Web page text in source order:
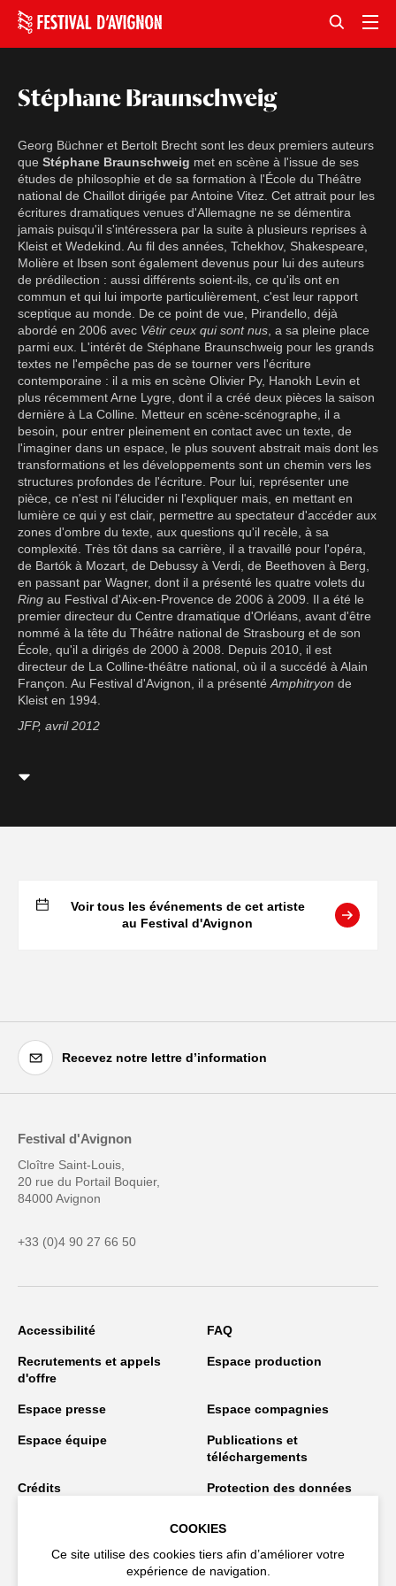
Stéphane Braunschweig
Georg Büchner et Bertolt Brecht sont les deux premiers auteurs
que Stéphane Braunschweig met en scène à l'issue de ses
études de philosophie et de sa formation à l'École du Théâtre
national de Chaillot dirigée par Antoine Vitez. Cet attrait pour les
écritures dramatiques venues d'Allemagne ne se démentira
jamais puisqu'il s'intéressera par la suite à plusieurs reprises à
Kleist et Wedekind. Au fil des années, Tchekhov, Shakespeare,
Molière et Ibsen sont également devenus pour lui des auteurs
de prédilection : aussi différents soient-ils, ce qu'ils ont en
commun et qui lui importe particulièrement, c'est leur rapport
sceptique au monde. De ce point de vue, Pirandello, déjà
abordé en 2006 avec Vêtir ceux qui sont nus , a sa pleine place
parmi eux. L'intérêt de Stéphane Braunschweig pour les grands
textes ne l'empêche pas de se tourner vers l'écriture
contemporaine : il a mis en scène Olivier Py, Hanokh Levin et
plus récemment Arne Lygre, dont il a créé deux pièces la saison
dernière à La Colline. Metteur en scène-scénographe, il a
besoin, pour entrer pleinement en contact avec un texte, de
l'imaginer dans un espace, le plus souvent abstrait mais dont les
transformations et les développements sont un chemin vers les
structures profondes de l'écriture. Pour lui, représenter une
pièce, ce n'est ni l'élucider ni l'expliquer mais, en mettant en
lumière ce qui y est clair, permettre au spectateur d'accéder aux
zones d'ombre du texte, aux questions qu'il recèle, à sa
complexité. Très tôt dans sa carrière, il a travaillé pour l'opéra,
de Bartók à Mozart, de Debussy à Verdi, de Beethoven à Berg,
en passant par Wagner, dont il a présenté les quatre volets du
Ring au Festival d'Aix-en-Provence de 2006 à 2009. Il a été le
premier directeur du Centre dramatique d'Orléans, avant d'être
nommé à la tête du Théâtre national de Strasbourg et de son
École, qu'il a dirigés de 2000 à 2008. Depuis 2010, il est
directeur de La Colline-théâtre national, où il a succédé à Alain
Françon. Au Festival d'Avignon, il a présenté Amphitryon de
Kleist en 1994.
JFP, avril 2012
Voir tous les événements de cet artiste
au Festival d'Avignon
Recevez notre lettre d’information
Festival d'Avignon
Cloître Saint-Louis,
20 rue du Portail Boquier,
84000 Avignon
+33 (0)4 90 27 66 50
Accessibilité FAQ
Recrutements et appels
d'offre
Espace production
Espace presse Espace compagnies
Espace équipe
Publications et
téléchargements
Crédits
Protection des données
COOKIES
Ce site utilise des cookies tiers afin d’améliorer votre
expérience de navigation.